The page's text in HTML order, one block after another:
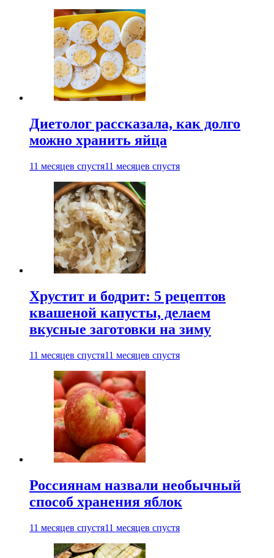
Диетолог рассказала, как долго
можно хранить яйца
11 месяцев спустя11 месяцев спустя
Хрустит и бодрит: 5 рецептов
квашеной капусты, делаем
вкусные заготовки на зиму
11 месяцев спустя11 месяцев спустя
Россиянам назвали необычный
способ хранения яблок
11 месяцев спустя11 месяцев спустя